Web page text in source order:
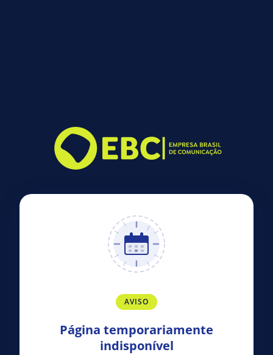
AVISO
Página temporariamente
indisponível